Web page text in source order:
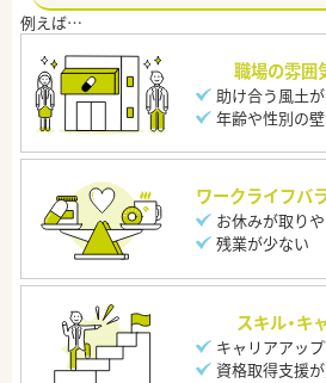
職場の雰囲
助け合う風土
年齢や性別の
ワークライフバ
お休みが取り
残業が少ない
スキル・キ
キャリアアッ
資格取得支援